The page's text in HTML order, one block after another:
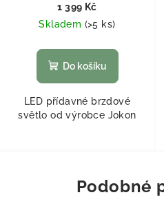
1 399 Kč
Skladem (>5 ks)
Do košíku
LED přídavné brzdové
světlo od výrobce Jokon
Podobné